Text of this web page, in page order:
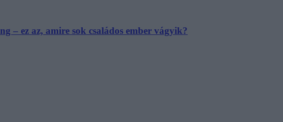
– ez az, amire sok családos ember vágyik?